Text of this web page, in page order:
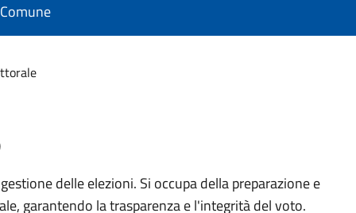
delle elezioni. Si occupa della preparazione e
garantendo la trasparenza e l'integrità del voto.